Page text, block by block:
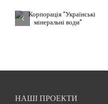
“Українські
мінеральні
НАШІ ПРОЕКТИ